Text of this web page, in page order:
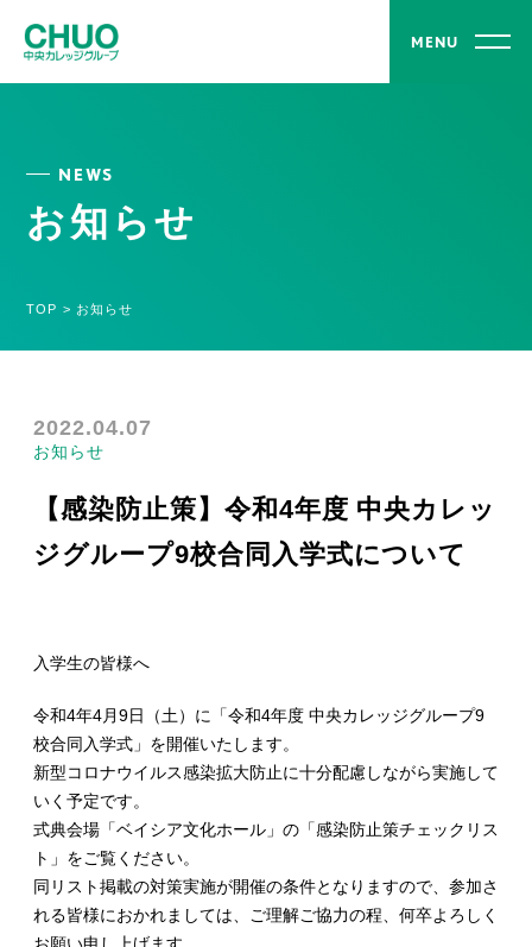
MENU
NEWS
お知らせ
TOP > お知らせ
2022.04.07
お知らせ
【感染防止策】令和4年度 中央カレッ
ジグループ9校合同入学式について
入学生の皆様へ
令和4年4月9日（土）に「令和4年度 中央カレッジグループ9
校合同入学式」を開催いたします。
新型コロナウイルス感染拡大防止に十分配慮しながら実施して
いく予定です。
式典会場「ベイシア文化ホール」の「感染防止策チェックリス
ト」をご覧ください。
同リスト掲載の対策実施が開催の条件となりますので、参加さ
れる皆様におかれましては、ご理解ご協力の程、何卒よろしく